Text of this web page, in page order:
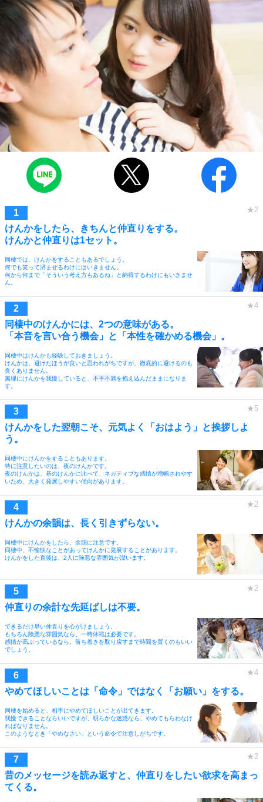
けんかをしたら、きちんと仲直りをする。
けんかと仲直りは1セット。
同棲では、けんかをすることもあるでしょう。
何でも笑って済ませるわけにはいきません。
何から何まで「そういう考え方もあるね」と納得するわけにもいきませ
ん。
同棲中のけんかには、2つの意味がある。
「本音を言い合う機会」と「本性を確かめる機会」。
同棲中はけんかも経験しておきましょう。
けんかは、避けたほうが良いと思われがちですが、徹底的に避けるのも
良くありません。
無理にけんかを我慢していると、不平不満を抱え込んだままになりま
す。
けんかをした翌朝こそ、元気よく「おはよう」と挨拶しよ
う。
同棲中にけんかをすることもあります。
特に注意したいのは、夜のけんかです。
夜のけんかは、昼のけんかに比べて、ネガティブな感情が増幅されやす
いため、大きく発展しやすい傾向があります。
けんかの余韻は、長く引きずらない。
同棲中にけんかをしたら、余韻に注意です。
同棲中、不愉快なことがあってけんかに発展することがあります。
けんかをした直後は、2人に険悪な雰囲気が漂います。
仲直りの余計な先延ばしは不要。
できるだけ早い仲直りを心がけましょう。
もちろん険悪な雰囲気なら、一時休戦は必要です。
感情が高ぶっているなら、落ち着きを取り戻すまで時間を置くのもいい
でしょう。
やめてほしいことは「命令」ではなく「お願い」をする。
同棲を始めると、相手にやめてほしいことが出てきます。
我慢できることならいいですが、明らかな迷惑なら、やめてもらわなけ
ればなりません。
このようなとき「やめなさい」という命令で注意しがちです。
昔のメッセージを読み返すと、仲直りをしたい欲求を高まっ
てくる。